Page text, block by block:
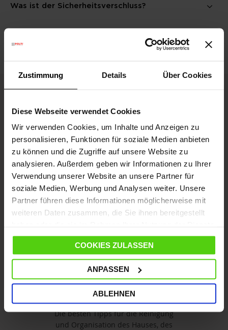
Zustimmung Details Über Cookies
Diese Webseite verwendet Cookies
Wir verwenden Cookies, um Inhalte und Anzeigen zu
personalisieren, Funktionen für soziale Medien anbieten
zu können und die Zugriffe auf unsere Website zu
analysieren. Außerdem geben wir Informationen zu Ihrer
Verwendung unserer Website an unsere Partner für
soziale Medien, Werbung und Analysen weiter. Unsere
Partner führen diese Informationen möglicherweise mit
weiteren Daten zusammen, die Sie ihnen bereitgestellt
gesammelt haben.
COOKIES ZULASSEN
ANPASSEN
ABLEHNEN
Was ist der Sicherheitsverschluss?
Kundenservice
Datenverarbeitung
Blog und Tipps
Newsletter
Die besten Tipps für die Reinigung
und Organisation des Hauses, des